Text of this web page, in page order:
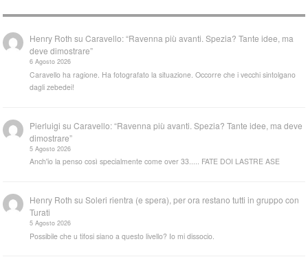
Henry Roth suCaravello: “Ravenna più avanti. Spezia? Tante idee, ma
deve dimostrare”
6 Agosto 2026
Caravello ha ragione. Ha fotografato la situazione. Occorre che i vecchi sintolgano
dagli zebedei!
Pierluigi suCaravello: “Ravenna più avanti. Spezia? Tante idee, ma deve
dimostrare”
5 Agosto 2026
Anch'io la penso così specialmente come over 33..... FATE DOI LASTRE ASE
Henry Roth suSoleri rientra (e spera), per ora restano tutti in gruppo con
Turati
5 Agosto 2026
Possibile che u tifosi siano a questo livello? Io mi dissocio.